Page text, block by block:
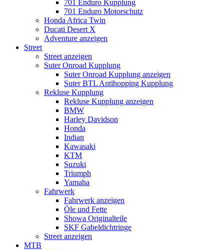
701 Enduro Kupplung
701 Enduro Motorschutz
Honda Africa Twin
Ducati Desert X
Adventure anzeigen
Street
Street anzeigen
Suter Onroad Kupplung
Suter Onroad Kupplung anzeigen
Suter BTL Antihopping Kupplung
Rekluse Kupplung
Rekluse Kupplung anzeigen
BMW
Harley Davidson
Honda
Indian
Kawasaki
KTM
Suzuki
Triumph
Yamaha
Fahrwerk
Fahrwerk anzeigen
Öle und Fette
Showa Originalteile
SKF Gabeldichtringe
Street anzeigen
MTB